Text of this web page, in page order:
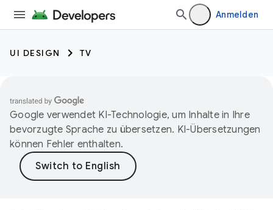
Anmelden
UI DESIGN TV
Google verwendet KI-Technologie, um Inhalte in Ihre
bevorzugte Sprache zu übersetzen. KI-Übersetzungen
können Fehler enthalten.